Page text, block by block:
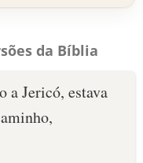
da Bíblia
a Jericó, estava